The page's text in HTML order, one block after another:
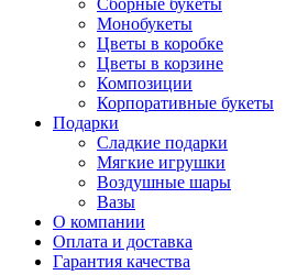
Монобукеты
Цветы в коробке
Цветы в корзине
Композиции
Корпоративные букеты
Подарки
Сладкие подарки
Мягкие игрушки
Воздушные шары
Вазы
О компании
Оплата и доставка
Гарантия качества